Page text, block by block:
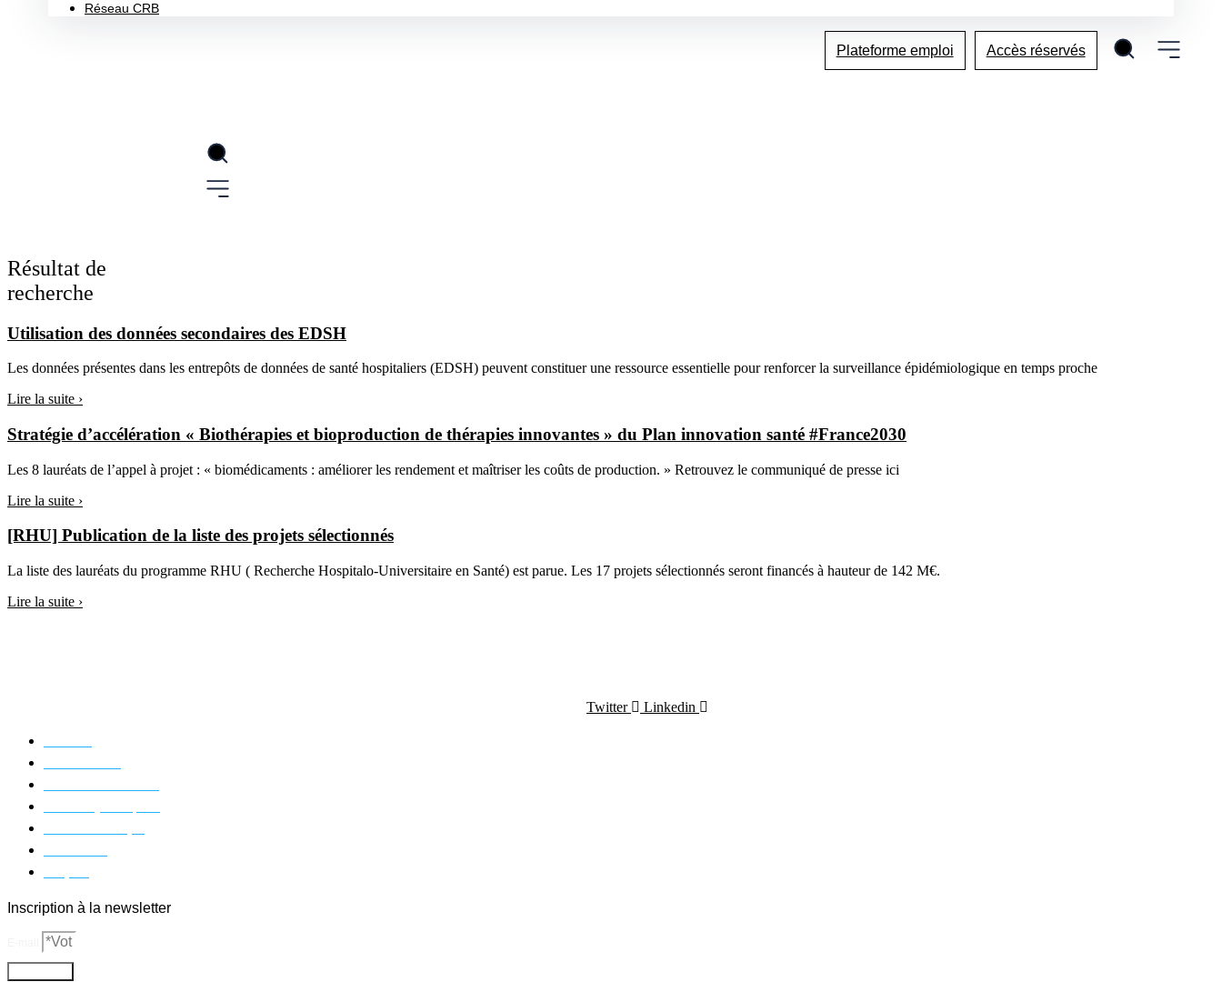
Réseau CRB
Plateforme emploi Accès réservés
Résultat de
recherche
Utilisation des données secondaires des EDSH
Les données présentes dans les entrepôts de données de santé hospitaliers (EDSH) peuvent constituer une ressource essentielle pour renforcer la surveillance épidémiologique en temps proche
Lire la suite ›
Stratégie d’accélération « Biothérapies et bioproduction de thérapies innovantes » du Plan innovation santé #France2030
Les 8 lauréats de l’appel à projet : « biomédicaments : améliorer les rendement et maîtriser les coûts de production. » Retrouvez le communiqué de presse ici
Lire la suite ›
[RHU] Publication de la liste des projets sélectionnés
La liste des lauréats du programme RHU ( Recherche Hospitalo-Universitaire en Santé) est parue. Les 17 projets sélectionnés seront financés à hauteur de 142 M€.
Lire la suite ›
Twitter Linkedin
Inscription à la newsletter